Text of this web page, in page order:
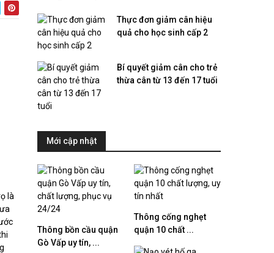
là
Thực đơn giảm cân hiệu
quả cho học sinh cấp 2
Bí quyết giảm cân cho trẻ
thừa cân từ 13 đến 17 tuổi
Mới cập nhật
Thông bồn cầu quận
Gò Vấp uy tín, ...
Thông cống nghẹt
quận 10 chất ...